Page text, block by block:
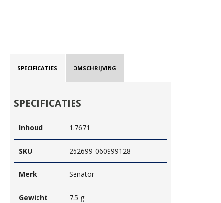
SPECIFICATIES OMSCHRIJVING
SPECIFICATIES
Inhoud 1.7671
SKU 262699-060999128
Merk Senator
Gewicht 7.5 g